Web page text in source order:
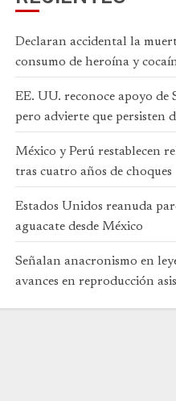
Declaran accidental la
consumo de heroína y
EE. UU. reconoce apoyo
pero advierte que persisten
México y Perú restablecen
tras cuatro años de choques
Estados Unidos reanuda
aguacate desde México
Señalan anacronismo en
avances en reproducción